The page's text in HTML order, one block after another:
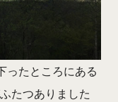
ったところにある
たつありました